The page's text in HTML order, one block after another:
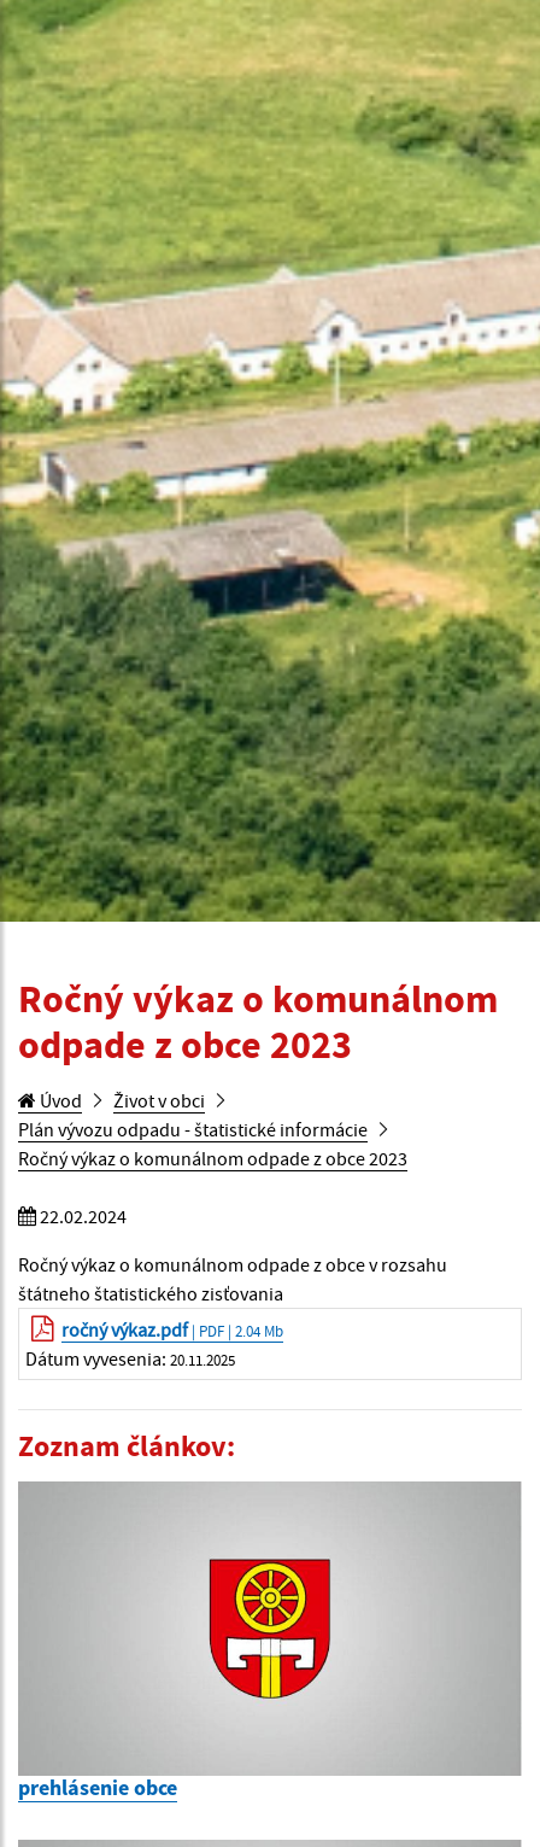
Ročný výkaz o komunálnom
odpade z obce 2023
Úvod
Život v obci
Plán vývozu odpadu - štatistické informácie
Ročný výkaz o komunálnom odpade z obce 2023
22.02.2024
Ročný výkaz o komunálnom odpade z obce v rozsahu
štátneho štatistického zisťovania
ročný výkaz.pdf| PDF | 2.04 Mb
Dátum vyvesenia: 20.11.2025
Zoznam článkov:
prehlásenie obce